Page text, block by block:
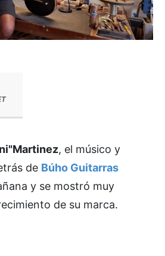
, el músico y
de Búho Guitarras
y se mostró muy
de su marca.